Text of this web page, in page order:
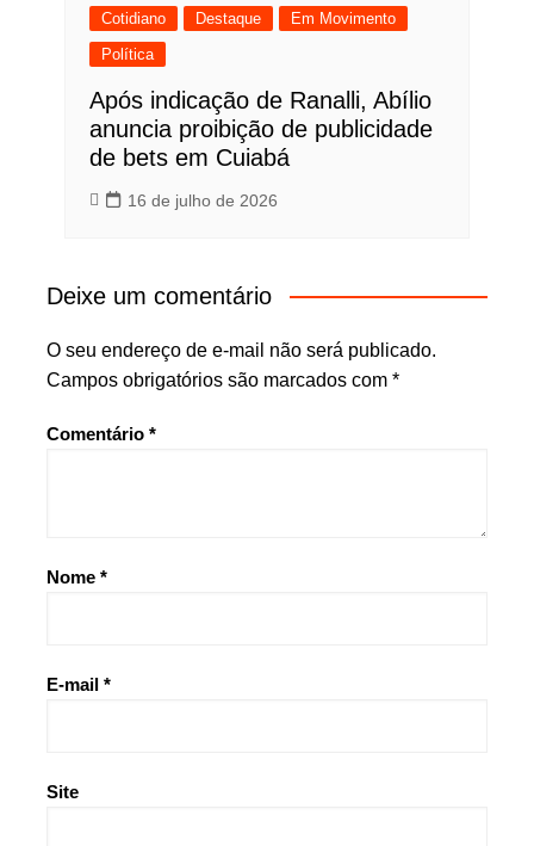
Cotidiano Destaque
Em Movimento
Política
Após indicação de Ranalli, Abílio
anuncia proibição de publicidade
de bets em Cuiabá
16 de julho de 2026
Deixe um comentário
O seu endereço de e-mail não será publicado.
Campos obrigatórios são marcados com *
Comentário *
Nome *
E-mail *
Site